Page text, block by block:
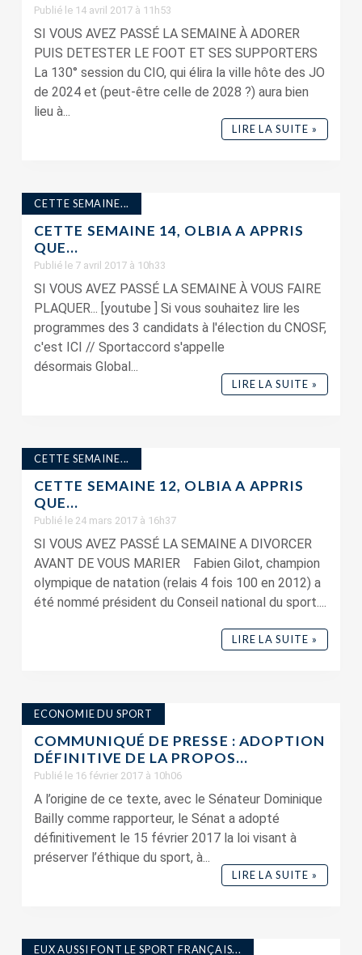
Publié le 14 avril 2017 à 11h53
SI VOUS AVEZ PASSÉ LA SEMAINE À ADORER
PUIS DETESTER LE FOOT ET SES SUPPORTERS
La 130° session du CIO, qui élira la ville hôte des JO
de 2024 et (peut-être celle de 2028 ?) aura bien
lieu à...
LIRE LA SUITE »
CETTE SEMAINE...
CETTE SEMAINE 14, OLBIA A APPRIS
QUE…
Publié le 7 avril 2017 à 10h33
SI VOUS AVEZ PASSÉ LA SEMAINE À VOUS FAIRE
PLAQUER... [youtube ] Si vous souhaitez lire les
programmes des 3 candidats à l'élection du CNOSF,
c'est ICI // Sportaccord s'appelle
désormais Global...
LIRE LA SUITE »
CETTE SEMAINE...
CETTE SEMAINE 12, OLBIA A APPRIS
QUE…
Publié le 24 mars 2017 à 16h37
SI VOUS AVEZ PASSÉ LA SEMAINE A DIVORCER
AVANT DE VOUS MARIER Fabien Gilot, champion
olympique de natation (relais 4 fois 100 en 2012) a
été nommé président du Conseil national du sport....
LIRE LA SUITE »
ECONOMIE DU SPORT
COMMUNIQUÉ DE PRESSE : ADOPTION
DÉFINITIVE DE LA PROPOS...
Publié le 16 février 2017 à 10h06
A l’origine de ce texte, avec le Sénateur Dominique
Bailly comme rapporteur, le Sénat a adopté
définitivement le 15 février 2017 la loi visant à
préserver l’éthique du sport, à...
LIRE LA SUITE »
EUX AUSSI FONT LE SPORT FRANÇAIS...